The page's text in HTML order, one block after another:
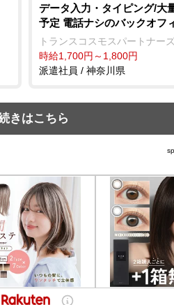
データ入力・タイピング/大
予定 電話ナシのバックオフ
トランスコスモスパートナー
時給1,700円～1,800円
派遣社員 / 神奈川県
きはこちら